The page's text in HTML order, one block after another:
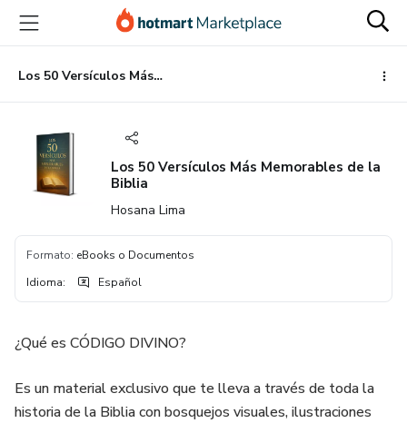
principal
página
de
página
Los 50 Versículos Más Memorables de la Biblia
Los 50 Versículos Más Memorables de la
Biblia
Hosana Lima
Formato: eBooks o Documentos
Idioma: Español
¿Qué es CÓDIGO DIVINO?
Es un material exclusivo que te lleva a través de toda la
historia de la Biblia con bosquejos visuales, ilustraciones